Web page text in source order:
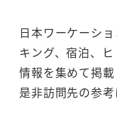
日本ワーケーシ
キング、宿泊、
情報を集めて掲載
是非訪問先の参考